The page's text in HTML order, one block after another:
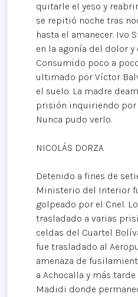
quitarle el yeso y
se repitió noche tras
hasta el amanecer. Ivo
en la agonía del dolor
Consumido poco a
ultimado por Víctor
el suelo. La madre
prisión inquiriendo por
Nunca pudo verlo.
NICOLÁS DORZA
Detenido a fines de
Ministerio del Interior
golpeado por el Cnel.
trasladado a varias
celdas del Cuartel
fue trasladado al
amenaza de
a Achocalla y más
Madidi donde